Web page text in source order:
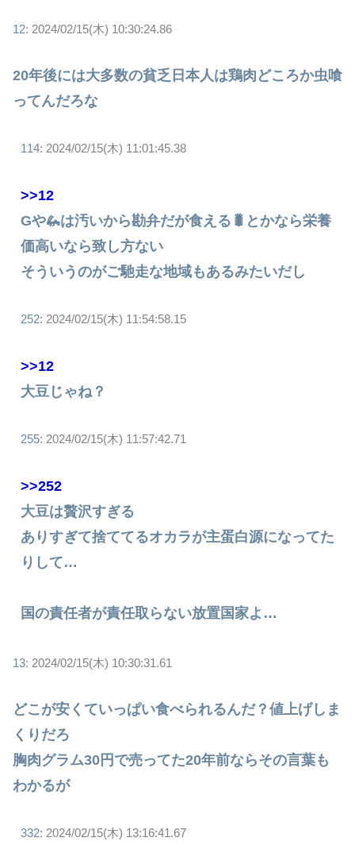
12: 2024/02/15(木) 10:30:24.86
20年後には大多数の貧乏日本人は鶏肉どころか虫喰
ってんだろな
114: 2024/02/15(木) 11:01:45.38
>>12
Gや🦗は汚いから勘弁だが食える🐛とかなら栄養
価高いなら致し方ない
そういうのがご馳走な地域もあるみたいだし
252: 2024/02/15(木) 11:54:58.15
>>12
大豆じゃね？
255: 2024/02/15(木) 11:57:42.71
>>252
大豆は贅沢すぎる
ありすぎて捨ててるオカラが主蛋白源になってた
りして…
国の責任者が責任取らない放置国家よ…
13: 2024/02/15(木) 10:30:31.61
どこが安くていっぱい食べられるんだ？値上げしま
くりだろ
胸肉グラム30円で売ってた20年前ならその言葉も
わかるが
332: 2024/02/15(木) 13:16:41.67